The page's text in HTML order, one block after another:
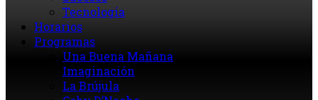
Tecnología
Horarios
Programas
Una Buena Mañana
Imaginación
La Brújula